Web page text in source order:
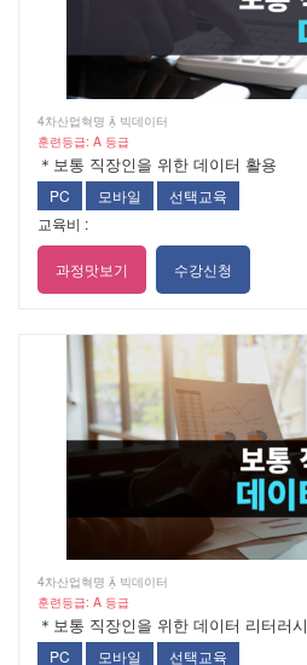
4차산업혁명  빅데이터
훈련등급: A 등급
＊보통 직장인을 위한 데이터 활용
PC 모바일
선택교육
교육비 :
과정맛보기 수강신청
4차산업혁명  빅데이터
훈련등급: A 등급
＊보통 직장인을 위한 데이터 리터러시
PC 모바일 선택교육